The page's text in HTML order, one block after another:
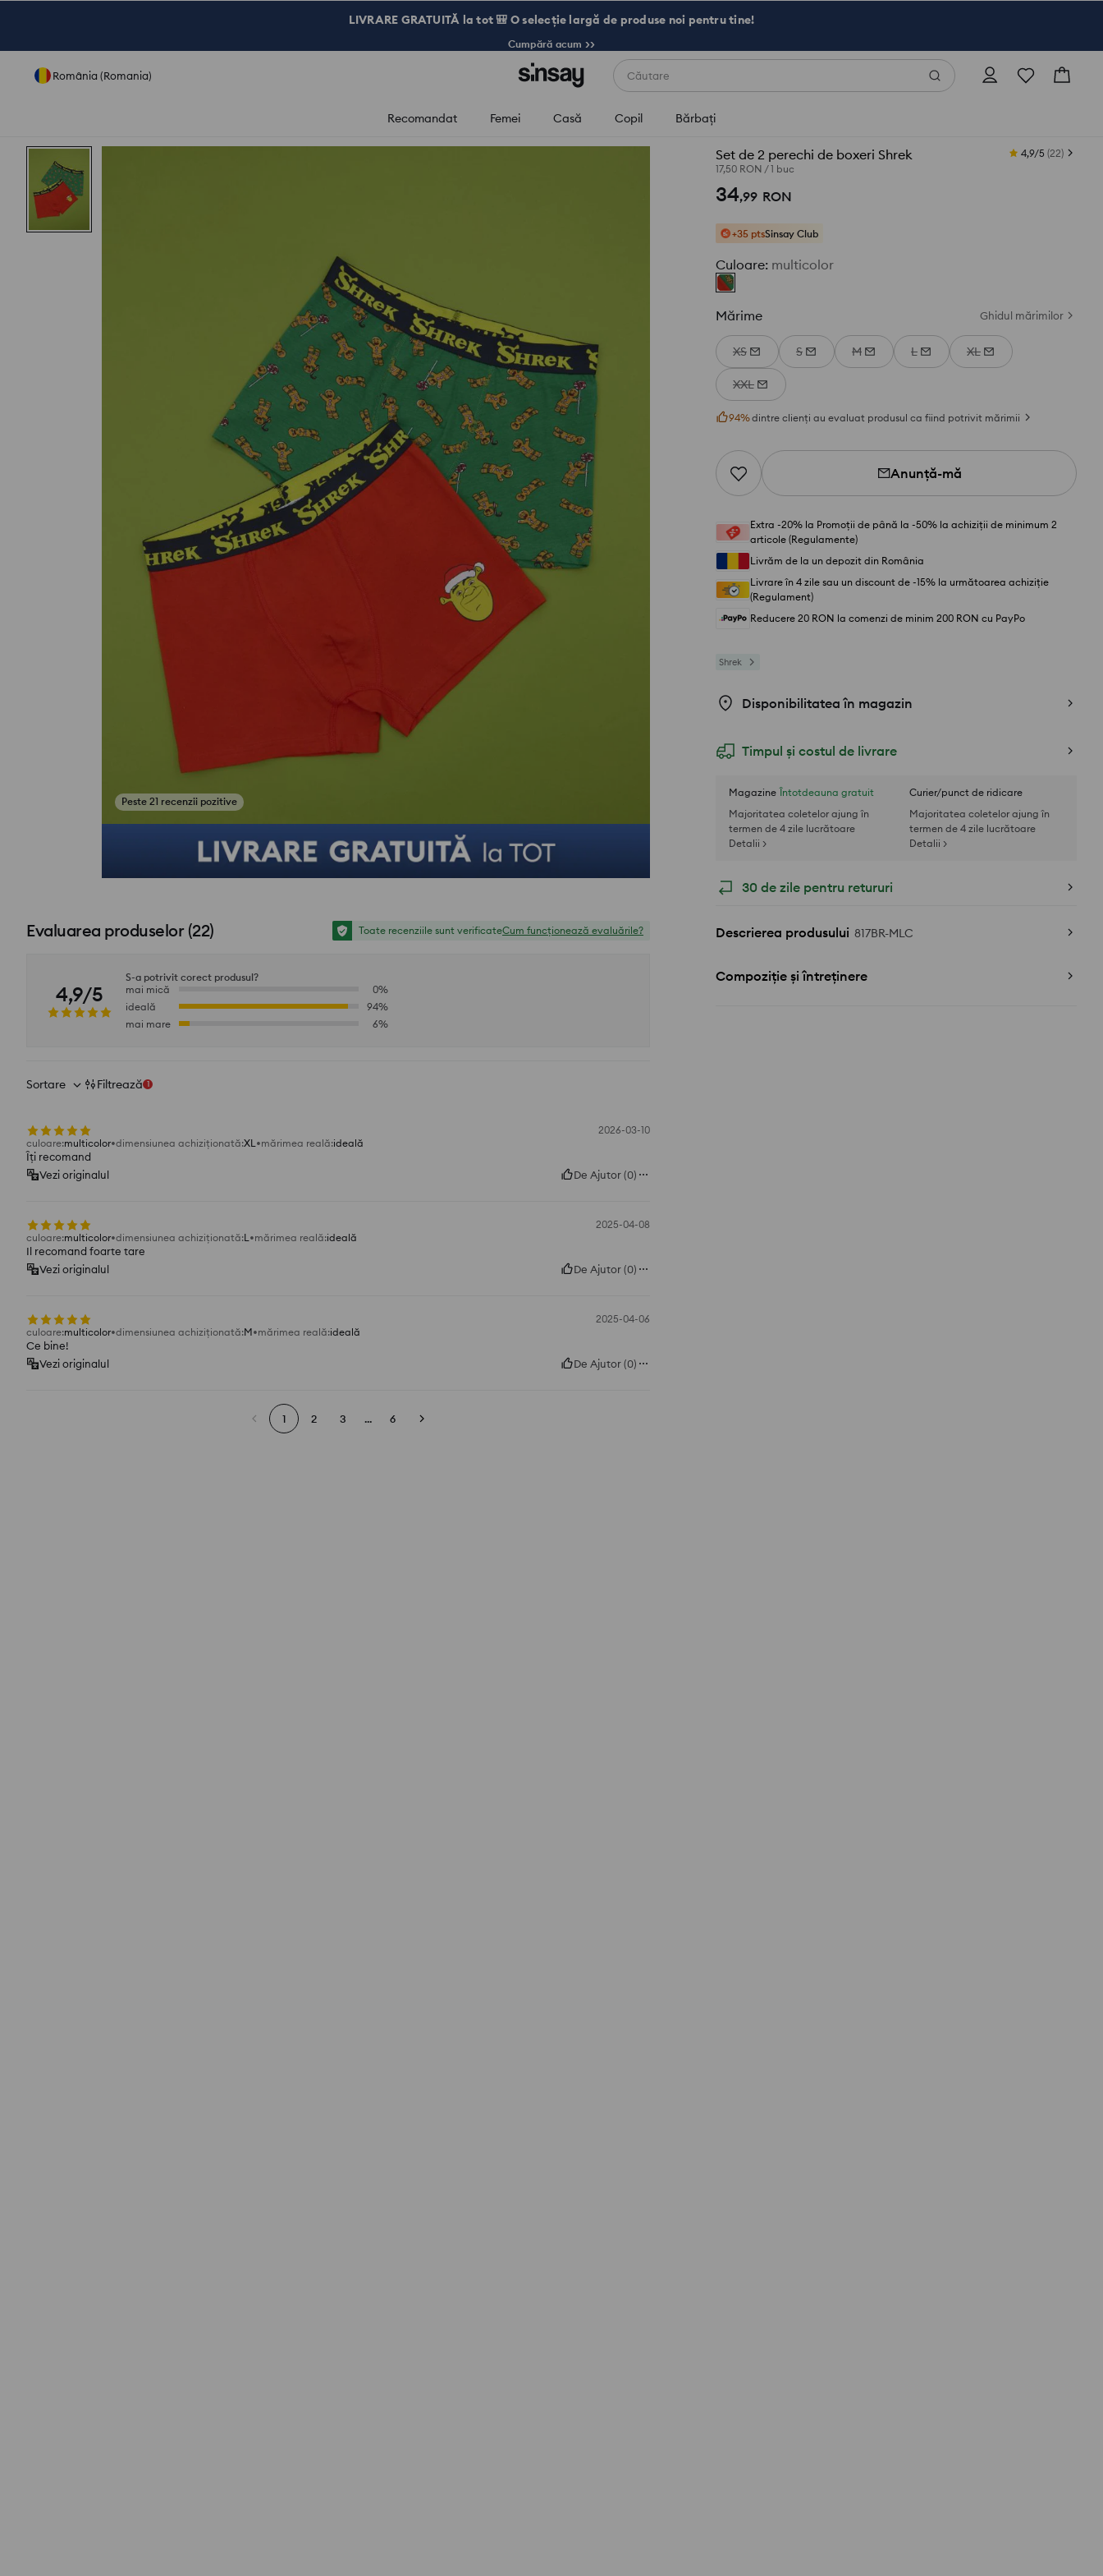
LIVRARE GRATUITĂ la tot 🎒 O selecție largă de produse noi pentru tine!
Cumpără acum >>
România (Romania) Căutare
Recomandat Femei Casă Copil Bărbaţi
Set de 2 perechi de boxeri Shrek
17,50 RON /1 buc
4,9/5 (22)
34,99 RON
+35 ptsSinsay Club
Culoare: multicolor
Mărime Ghidul mărimilor
XS S M L XL
XXL
94%dintre clienți au evaluat produsul ca fiind potrivit mărimii
Anunță-mă
Extra -20% la Promoții de până la -50% la achiziții de minimum 2
articole (Regulamente)
Livrăm de la un depozit din România
Livrare în 4 zile sau un discount de -15% la următoarea achiziție
(Regulament)
Reducere 20 RON la comenzi de minim 200 RON cu PayPo
Shrek
Disponibilitatea în magazin
Timpul și costul de livrare
Magazine Întotdeauna gratuit
Majoritatea coletelor ajung în
termen de 4 zile lucrătoare
Detalii >
Curier/punct de ridicare
Majoritatea coletelor ajung în
termen de 4 zile lucrătoare
Detalii >
30 de zile pentru retururi
Descrierea produsului 817BR-MLC
Compoziție și întreținere
Peste 21 recenzii pozitive
Evaluarea produselor(22) Toate recenziile sunt verificateCum funcționează evaluările?
4,9/5
S-a potrivit corect produsul?
mai mică
0%
ideală
94%
mai mare
6%
Sortare Filtrează 1
2026-03-10
culoare:multicolor dimensiunea achiziționată:XL mărimea reală:ideală
Îți recomand
Vezi originalul
De Ajutor(0)
2025-04-08
culoare:multicolor dimensiunea achiziționată:L mărimea reală:ideală
Il recomand foarte tare
Vezi originalul
De Ajutor(0)
2025-04-06
culoare:multicolor dimensiunea achiziționată:M mărimea reală:ideală
Ce bine!
Vezi originalul
De Ajutor(0)
1 2 3 ... 6